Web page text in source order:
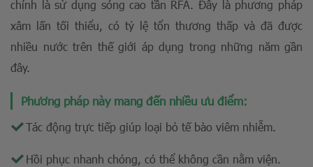
chính là sử dụng sóng cao tần RFA. Đây là phương pháp
xâm lấn tối thiểu, có tỷ lệ tổn thương thấp và đã được
nhiều nước trên thế giới áp dụng trong những năm gần
đây.
Phương pháp này mang đến nhiều ưu điểm:
Tác động trực tiếp giúp loại bỏ tế bào viêm nhiễm.
Hồi phục nhanh chóng, có thể không cần nằm viện.